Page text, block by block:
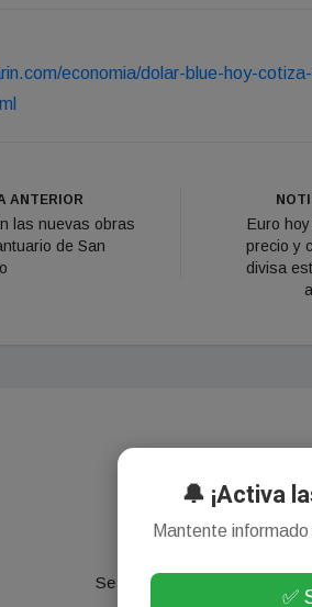
economia/dolar-blue-hoy-
ANTERIOR
las nuevas obras
de San
Euro
precio y
divisa
¡Sin comentarios
Se el primero en comentar
🔔 ¡Activa
Mantente informado
✅